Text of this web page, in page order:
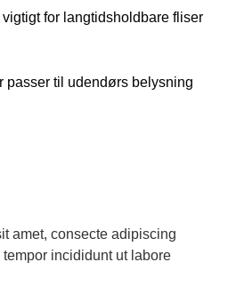
for langtidsholdbare fliser
passer til udendørs belysning
amet, consecte adipiscing
incididunt ut labore